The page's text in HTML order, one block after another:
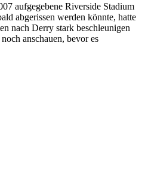
aufgegebene Riverside Stadium
abgerissen werden könnte, hatte
nach Derry stark beschleunigen
anschauen, bevor es